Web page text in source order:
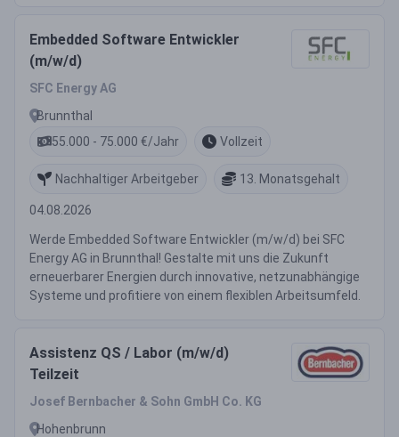
Embedded Software Entwickler
(m/w/d)
SFC Energy AG
Brunnthal
55.000 - 75.000 €/Jahr
Vollzeit
Nachhaltiger Arbeitgeber 13. Monatsgehalt
04.08.2026
Werde Embedded Software Entwickler (m/w/d) bei SFC
Energy AG in Brunnthal! Gestalte mit uns die Zukunft
erneuerbarer Energien durch innovative, netzunabhängige
Systeme und profitiere von einem flexiblen Arbeitsumfeld.
Assistenz QS / Labor (m/w/d)
Teilzeit
Josef Bernbacher & Sohn GmbH Co. KG
Hohenbrunn